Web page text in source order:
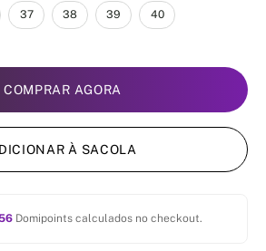
37 38 39 40
COMPRAR AGORA
À SACOLA
Domipoints calculados no checkout.